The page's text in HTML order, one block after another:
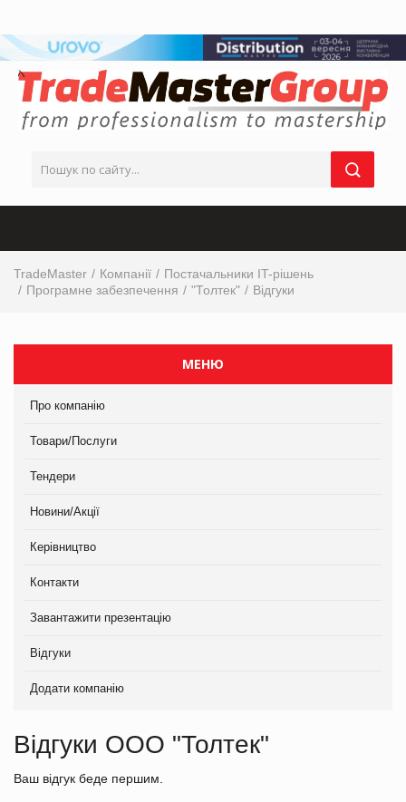
TradeMaster Компанії
Постачальники IT-рішень
Програмне забезпечення
"Толтек" Відгуки
МЕНЮ
Про компанію
Товари/Послуги
Тендери
Новини/Акції
Керівництво
Контакти
Завантажити презентацію
Відгуки
Додати компанію
Відгуки ООО "Толтек"
Ваш відгук беде першим.